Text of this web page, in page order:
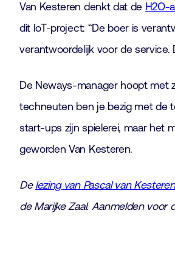
Van Kesteren denkt dat de H2O-
dit IoT-project: “De boer is
verantwoordelijk voor de service.
De Neways-manager hoopt met
techneuten ben je bezig met de
start-ups zijn spielerei, maar het
geworden Van Kesteren.
De lezing van Pascal van Kesteren
de Marijke Zaal. Aanmelden voor